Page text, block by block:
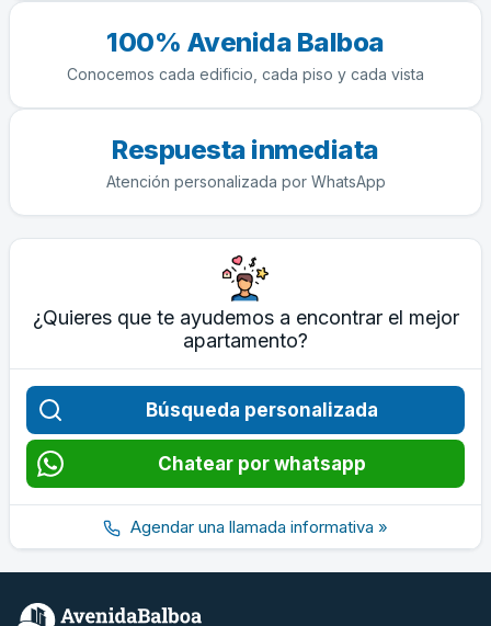
100% Avenida Balboa
Conocemos cada edificio, cada piso y cada vista
Respuesta inmediata
Atención personalizada por WhatsApp
¿Quieres que te ayudemos a encontrar el mejor
apartamento?
Búsqueda personalizada
Chatear por whatsapp
Agendar una llamada informativa »